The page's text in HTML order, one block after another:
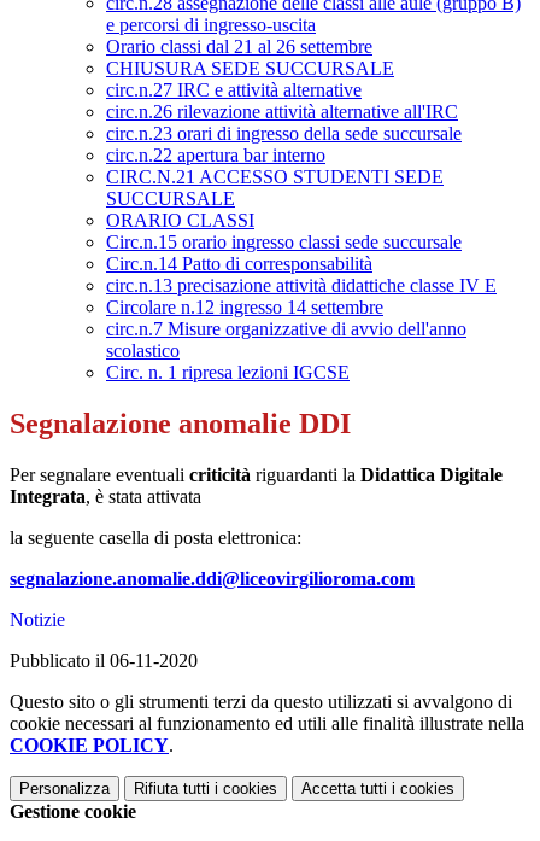
e percorsi di ingresso-uscita
Orario classi dal 21 al 26 settembre
CHIUSURA SEDE SUCCURSALE
circ.n.27 IRC e attività alternative
circ.n.26 rilevazione attività alternative all'IRC
circ.n.23 orari di ingresso della sede succursale
circ.n.22 apertura bar interno
CIRC.N.21 ACCESSO STUDENTI SEDE
SUCCURSALE
ORARIO CLASSI
Circ.n.15 orario ingresso classi sede succursale
Circ.n.14 Patto di corresponsabilità
circ.n.13 precisazione attività didattiche classe IV E
Circolare n.12 ingresso 14 settembre
circ.n.7 Misure organizzative di avvio dell'anno
scolastico
Circ. n. 1 ripresa lezioni IGCSE
Segnalazione anomalie DDI
Per segnalare eventuali criticità riguardanti la Didattica Digitale
Integrata, è stata attivata
la seguente casella di posta elettronica:
segnalazione.anomalie.ddi@liceovirgilioroma.com
Notizie
Pubblicato il 06-11-2020
Questo sito o gli strumenti terzi da questo utilizzati si avvalgono di
cookie necessari al funzionamento ed utili alle finalità illustrate nella
COOKIE POLICY.
Personalizza Rifiuta tutti i cookies Accetta tutti i cookies
Gestione cookie